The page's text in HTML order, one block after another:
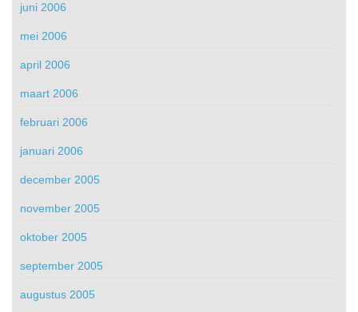
juni 2006
mei 2006
april 2006
maart 2006
februari 2006
januari 2006
december 2005
november 2005
oktober 2005
september 2005
augustus 2005